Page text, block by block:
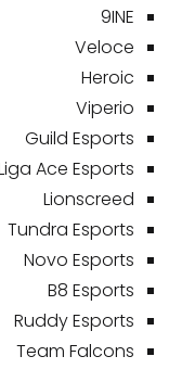
9INE
Veloce
Heroic
Viperio
Guild Esports
Ace Esports
Lionscreed
Tundra Esports
Novo Esports
B8 Esports
Ruddy Esports
Team Falcons